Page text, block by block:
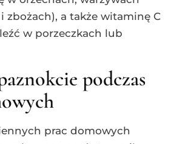
zbożach), a także witaminę C
w porzeczkach lub
podczas
prac domowych